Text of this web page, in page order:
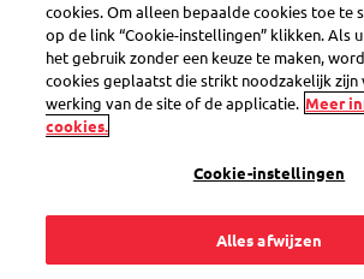
Het contract
afgelopen,
post wordt
cookies. Om alleen bepaalde cookies toe te
op de link “Cookie-instellingen” klikken. Als
het gebruik zonder een keuze te maken,
cookies geplaatst die strikt noodzakelijk zijn
werking van de site of de applicatie. Meer
cookies.
Cookie-instellingen
Alles afwijzen